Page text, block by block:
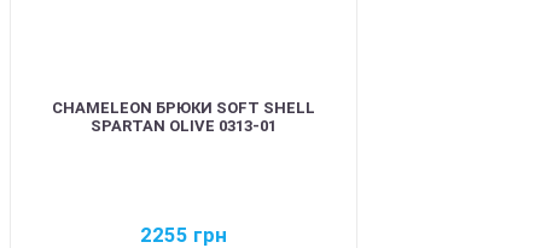
CHAMELEON БРЮКИ SOFT SHELL
SPARTAN OLIVE 0313-01
2255 грн